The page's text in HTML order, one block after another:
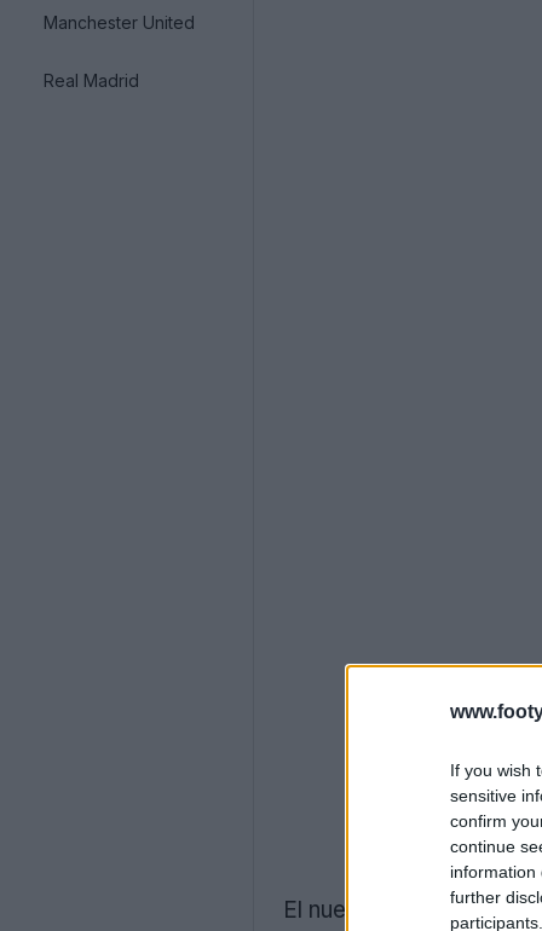
If you wish
sensitive
confirm
continue
information
further
Manchester United
Real Madrid
El nuevo logotipo de